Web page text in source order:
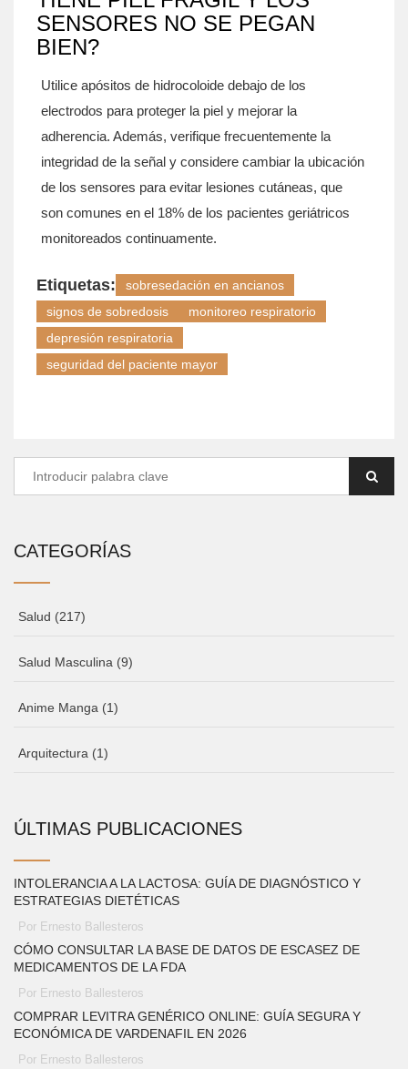
SENSORES NO SE PEGAN
BIEN?
Utilice apósitos de hidrocoloide debajo de los
electrodos para proteger la piel y mejorar la
adherencia. Además, verifique frecuentemente la
integridad de la señal y considere cambiar la ubicación
de los sensores para evitar lesiones cutáneas, que
son comunes en el 18% de los pacientes geriátricos
monitoreados continuamente.
Etiquetas:
sobresedación en ancianos
signos de sobredosis
monitoreo respiratorio
depresión respiratoria
seguridad del paciente mayor
CATEGORÍAS
Salud (217)
Salud Masculina (9)
Anime Manga (1)
Arquitectura (1)
ÚLTIMAS PUBLICACIONES
INTOLERANCIA A LA LACTOSA: GUÍA DE DIAGNÓSTICO Y
ESTRATEGIAS DIETÉTICAS
Por Ernesto Ballesteros
CÓMO CONSULTAR LA BASE DE DATOS DE ESCASEZ DE
MEDICAMENTOS DE LA FDA
Por Ernesto Ballesteros
COMPRAR LEVITRA GENÉRICO ONLINE: GUÍA SEGURA Y
ECONÓMICA DE VARDENAFIL EN 2026
Por Ernesto Ballesteros